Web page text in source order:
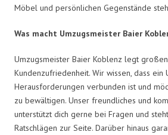
Möbel und persönlichen Gegenstände
Was macht Umzugsmeister Baier
Umzugsmeister Baier Koblenz legt
Kundenzufriedenheit. Wir wissen, dass
Herausforderungen verbunden ist und
zu bewältigen. Unser freundliches und
unterstützt dich gerne bei Fragen und
Ratschlägen zur Seite. Darüber hinaus